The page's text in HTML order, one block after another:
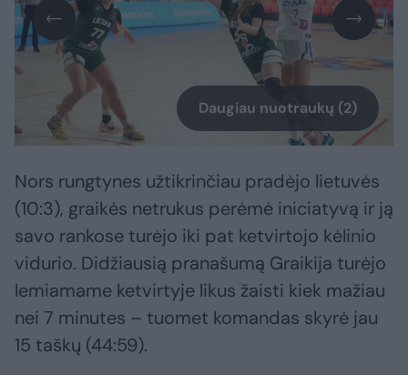
Daugiau nuotraukų (2)
Nors rungtynes užtikrinčiau pradėjo lietuvės
(10:3), graikės netrukus perėmė iniciatyvą ir ją
savo rankose turėjo iki pat ketvirtojo kėlinio
vidurio. Didžiausią pranašumą Graikija turėjo
lemiamame ketvirtyje likus žaisti kiek mažiau
nei 7 minutes – tuomet komandas skyrė jau
15 taškų (44:59).